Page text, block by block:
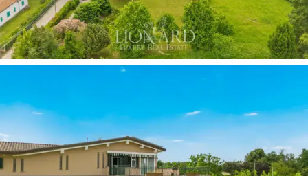
marmorista tehtyä nurkkatakkaa. Hienostunut liukuovi
johtaa tilavaan keittiö-ruokailutilaan. Toinenharvinaisen
elegantti olohuonetoimii kirjastona ja yksityisenä
työhuoneena, ja se on kokonaan verhoiltu
kiillotetuilla parkettilattioilla. Päämakuuhuoneita
täydentävät poikkeuksellisen tyylikkäät ja viimeistellyt
kylpyhuoneet.